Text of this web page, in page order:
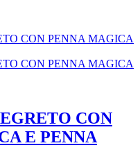
CON
E PENNA